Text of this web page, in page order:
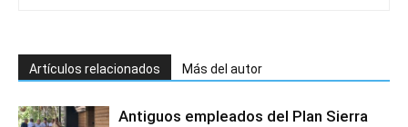
Artículos relacionados Más del autor
Antiguos empleados del Plan Sierra